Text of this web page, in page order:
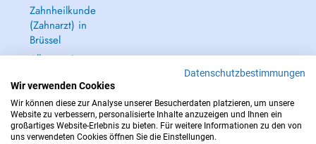
Zahnheilkunde
(Zahnarzt) in
Brüssel
Alle anzeigen →
IM NOTFALL WENDEN SIE SICH AN : 112
Datenschutzbestimmungen
Wir verwenden Cookies
Wir können diese zur Analyse unserer Besucherdaten platzieren, um unsere
Website zu verbessern, personalisierte Inhalte anzuzeigen und Ihnen ein
großartiges Website-Erlebnis zu bieten. Für weitere Informationen zu den von
uns verwendeten Cookies öffnen Sie die Einstellungen.